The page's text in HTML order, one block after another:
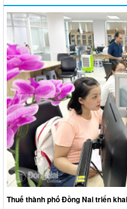
Thuế thành phố Đồng Nai triển